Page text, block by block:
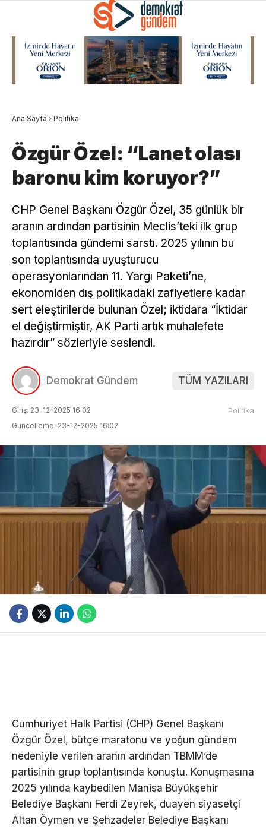
Ana Sayfa › Politika
Özgür Özel: “Lanet olası
baronu kim koruyor?”
CHP Genel Başkanı Özgür Özel, 35 günlük bir
aranın ardından partisinin Meclis’teki ilk grup
toplantısında gündemi sarstı. 2025 yılının bu
son toplantısında uyuşturucu
operasyonlarından 11. Yargı Paketi’ne,
ekonomiden dış politikadaki zafiyetlere kadar
sert eleştirilerde bulunan Özel; iktidara “İktidar
el değiştirmiştir, AK Parti artık muhalefete
hazırdır” sözleriyle seslendi.
Demokrat Gündem TÜM YAZILARI
Giriş: 23-12-2025 16:02
Güncelleme: 23-12-2025 16:02
Politika
Cumhuriyet Halk Partisi (CHP) Genel Başkanı
Özgür Özel, bütçe maratonu ve yoğun gündem
nedeniyle verilen aranın ardından TBMM’de
partisinin grup toplantısında konuştu. Konuşmasına
2025 yılında kaybedilen Manisa Büyükşehir
Belediye Başkanı Ferdi Zeyrek, duayen siyasetçi
Altan Öymen ve Şehzadeler Belediye Başkanı